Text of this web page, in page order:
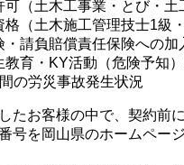
可（土木工事業・とび・土
格（土木施工管理技士1級
・請負賠償責任保険への加
教育・KY活動（危険予知
の労災事故発生状況
たお客様の中で、契約前
号を岡山県のホームペー